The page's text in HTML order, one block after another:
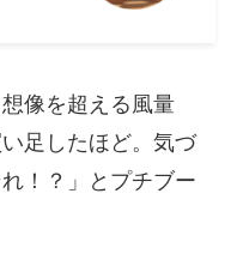
像を超える風量
足したほど。気づ
！？」とプチブー